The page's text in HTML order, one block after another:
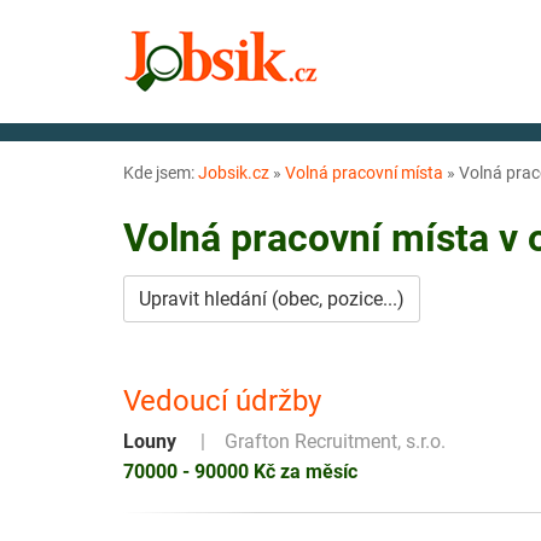
Kde jsem:Jobsik.cz » Volná pracovní místa » Volná
Volná pracovní místa v
Upravit hledání (obec, pozice...)
Vedoucí údržby
Louny
Grafton Recruitment, s.r.o.
70000 - 90000 Kč za měsíc